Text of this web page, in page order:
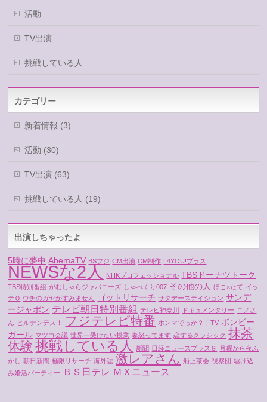
活動
TV出演
挑戦している人
カテゴリー
新着情報 (3)
活動 (30)
TV出演 (63)
挑戦している人 (19)
出演しちゃったよ
5時に夢中 AbemaTV BSフジ CM出演 CM制作 L4YOU!プラス
NEWSな2人 NHKプロフェッショナル TBSドーナツトーク
TBS特別番組 がむしゃらジャパニーズ しゃべくり007 その他の人 ほこ×たて イッ
テＱ ウチのガヤがすみません ゴットリサーチ サタデーステイション サンデ
ージャポン テレビ朝日特別番組 テレビ神奈川 ドキュメンタリー ニノさ
ん ヒルナンデス！ フジテレビ特番 ホンマでっか？！TV ボンビー
ガール マツコ会議 世界一受けたい授業 妻怒ってます 恋するクラシック 抹茶
体験 挑戦している人 新聞 日経ニュースプラス９
月曜から夜ふ
かし 朝日新聞 極限リサーチ 海外誌 激レアさん 船上茶会 視察団 駆け込
み婚活パーティー
ＢＳ日テレ ＭＸニュース